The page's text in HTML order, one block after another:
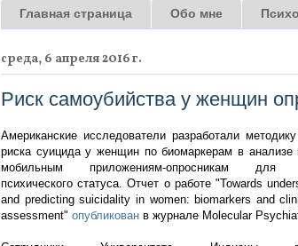
Главная страница Обо мне
среда, 6 апреля 2016 г.
Риск самоубийства у женщин
Американские исследователи разработали
риска суицида у женщин по биомаркерам в анализе
мобильным приложениям-опросникам для
психического статуса. Отчет о работе "Towards
and predicting suicidality in women: biomarkers and
assessment" опубликован в журнале Molecular